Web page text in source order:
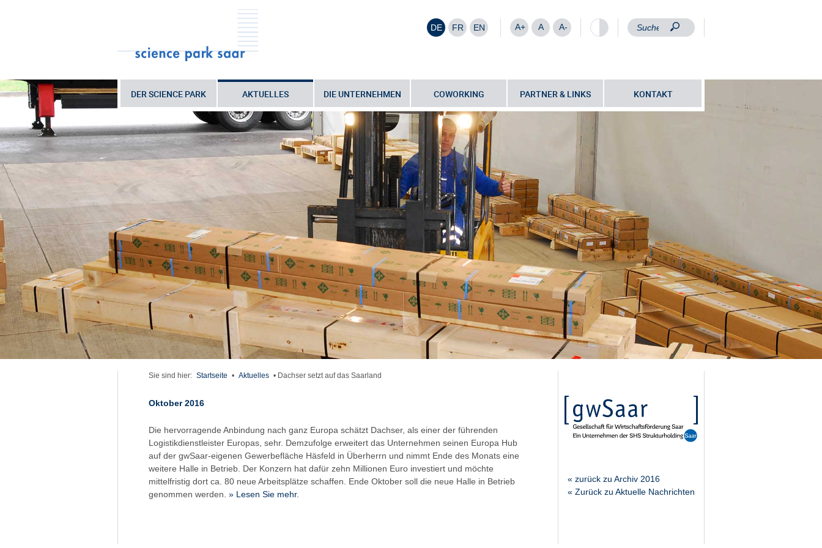
DE FR EN A+ A A-
DER SCIENCE PARK AKTUELLES DIE UNTERNEHMEN COWORKING PARTNER & LINKS KONTAKT
Sie sind hier: Startseite • Aktuelles • Dachser setzt auf das Saarland
Oktober 2016
Die hervorragende Anbindung nach ganz Europa schätzt Dachser, als einer der führenden
Logistikdienstleister Europas, sehr. Demzufolge erweitert das Unternehmen seinen Europa Hub
auf der gwSaar-eigenen Gewerbefläche Häsfeld in Überherrn und nimmt Ende des Monats eine
weitere Halle in Betrieb. Der Konzern hat dafür zehn Millionen Euro investiert und möchte
mittelfristig dort ca. 80 neue Arbeitsplätze schaffen. Ende Oktober soll die neue Halle in Betrieb
genommen werden. » Lesen Sie mehr.
« zurück zu Archiv 2016
« Zurück zu Aktuelle Nachrichten